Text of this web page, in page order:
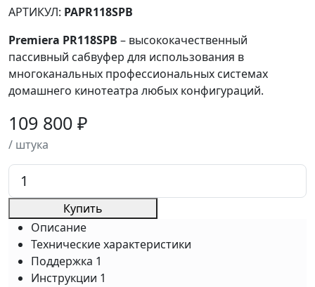
АРТИКУЛ: PAPR118SPB
Premiera PR118SPB – высококачественный
пассивный сабвуфер для использования в
многоканальных профессиональных системах
домашнего кинотеатра любых конфигураций.
109 800 ₽
/ штука
Купить
Описание
Технические характеристики
Поддержка 1
Инструкции 1